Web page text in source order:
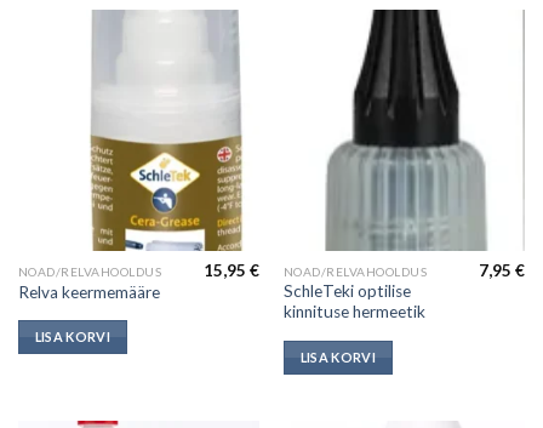
NOAD/RELVAHOOLDUS
Relva keermemääre
15,95€
LISA KORVI
NOAD/RELVAHOOLDUS
SchleTeki optilise
kinnituse hermeetik
7,95€
LISA KORVI